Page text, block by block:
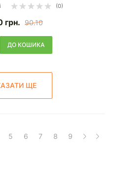
(0)
грн. 90.10
ДО КОШИКА
ЩЕ
5 6 7 8 9